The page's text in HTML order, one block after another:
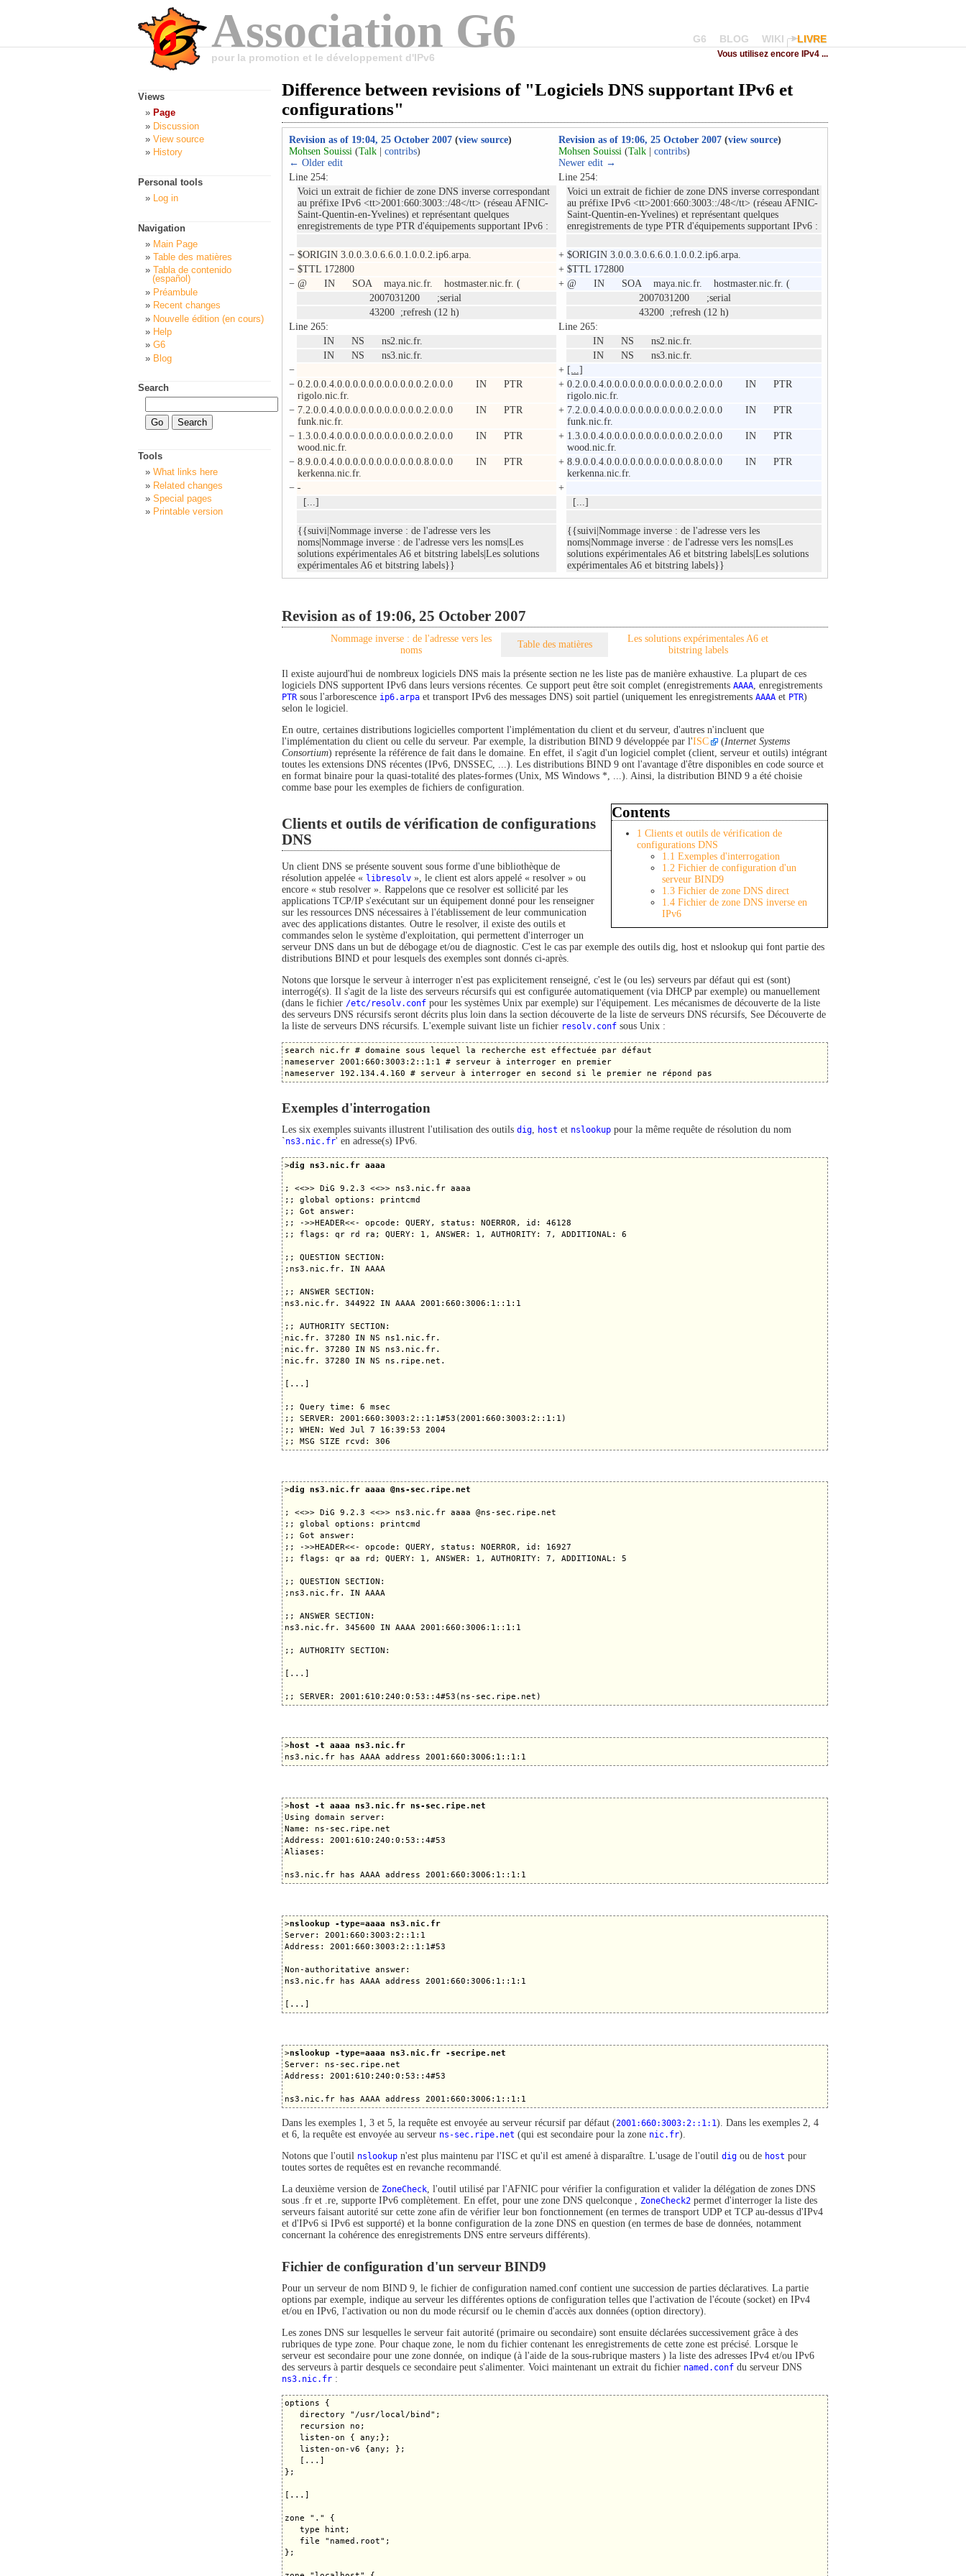
Association G6
pour la promotion et le développement d'IPv6
G6 BLOG WIKI LIVRE
Vous utilisez encore IPv4 ...
Difference between revisions of "Logiciels DNS supportant IPv6 et
configurations"
Revision as of 19:04, 25 October 2007 (view source)
Mohsen Souissi (Talk contribs)
← Older edit
Revision as of 19:06, 25 October 2007 (view source)
Mohsen Souissi (Talk contribs)
Newer edit →
Line 254:
Line 254:
Voici un extrait de fichier de zone DNS inverse correspondant
au préfixe IPv6 <tt>2001:660:3003::/48</tt> (réseau AFNIC-
Saint-Quentin-en-Yvelines) et représentant quelques
enregistrements de type PTR d'équipements supportant IPv6 :
Voici un extrait de fichier de zone DNS inverse correspondant
au préfixe IPv6 <tt>2001:660:3003::/48</tt> (réseau AFNIC-
Saint-Quentin-en-Yvelines) et représentant quelques
enregistrements de type PTR d'équipements supportant IPv6 :
− $ORIGIN 3.0.0.3.0.6.6.0.1.0.0.2.ip6.arpa. + $ORIGIN 3.0.0.3.0.6.6.0.1.0.0.2.ip6.arpa.
− $TTL 172800 + $TTL 172800
− @ IN SOA maya.nic.fr. hostmaster.nic.fr. ( + @ IN SOA maya.nic.fr. hostmaster.nic.fr. (
2007031200 ;serial
2007031200 ;serial
43200 ;refresh (12 h)
43200 ;refresh (12 h)
Line 265:
Line 265:
IN NS ns2.nic.fr.
IN NS ns2.nic.fr.
IN NS ns3.nic.fr.
IN NS ns3.nic.fr.
−
+ [...]
− 0.2.0.0.4.0.0.0.0.0.0.0.0.0.0.0.2.0.0.0 IN PTR
rigolo.nic.fr.
+ 0.2.0.0.4.0.0.0.0.0.0.0.0.0.0.0.2.0.0.0 IN PTR
rigolo.nic.fr.
− 7.2.0.0.4.0.0.0.0.0.0.0.0.0.0.0.2.0.0.0 IN PTR
funk.nic.fr.
+ 7.2.0.0.4.0.0.0.0.0.0.0.0.0.0.0.2.0.0.0 IN PTR
funk.nic.fr.
− 1.3.0.0.4.0.0.0.0.0.0.0.0.0.0.0.2.0.0.0 IN PTR
wood.nic.fr.
+ 1.3.0.0.4.0.0.0.0.0.0.0.0.0.0.0.2.0.0.0 IN PTR
wood.nic.fr.
− 8.9.0.0.4.0.0.0.0.0.0.0.0.0.0.0.8.0.0.0 IN PTR
kerkenna.nic.fr.
+ 8.9.0.0.4.0.0.0.0.0.0.0.0.0.0.0.8.0.0.0 IN PTR
kerkenna.nic.fr.
−
+
[...]
[...]
{{suivi|Nommage inverse : de l'adresse vers les
noms|Nommage inverse : de l'adresse vers les noms|Les
solutions expérimentales A6 et bitstring labels|Les solutions
expérimentales A6 et bitstring labels}}
{{suivi|Nommage inverse : de l'adresse vers les
noms|Nommage inverse : de l'adresse vers les noms|Les
solutions expérimentales A6 et bitstring labels|Les solutions
expérimentales A6 et bitstring labels}}
Revision as of 19:06, 25 October 2007
Nommage inverse : de l'adresse vers les
noms
Table des matières
Les solutions expérimentales A6 et
bitstring labels
Il existe aujourd'hui de nombreux logiciels DNS mais la présente section ne les liste pas de manière exhaustive. La plupart de ces
logiciels DNS supportent IPv6 dans leurs versions récentes. Ce support peut être soit complet (enregistrements AAAA , enregistrements
PTR sous l'arborescence ip6.arpa et transport IPv6 des messages DNS) soit partiel (uniquement les enregistrements AAAA et PTR)
selon le logiciel.
En outre, certaines distributions logicielles comportent l'implémentation du client et du serveur, d'autres n'incluent que
l'implémentation du client ou celle du serveur. Par exemple, la distribution BIND 9 développée par l'ISC (Internet Systems
Consortium) représente la référence de fait dans le domaine. En effet, il s'agit d'un logiciel complet (client, serveur et outils) intégrant
toutes les extensions DNS récentes (IPv6, DNSSEC, ...). Les distributions BIND 9 ont l'avantage d'être disponibles en code source et
en format binaire pour la quasi-totalité des plates-formes (Unix, MS Windows *, ...). Ainsi, la distribution BIND 9 a été choisie
comme base pour les exemples de fichiers de configuration.
Contents
1 Clients et outils de vérification de
configurations DNS
1.1 Exemples d'interrogation
1.2 Fichier de configuration d'un
serveur BIND9
1.3 Fichier de zone DNS direct
1.4 Fichier de zone DNS inverse en
IPv6
Clients et outils de vérification de configurations
DNS
Un client DNS se présente souvent sous forme d'une bibliothèque de
résolution appelée « libresolv », le client est alors appelé « resolver » ou
encore « stub resolver ». Rappelons que ce resolver est sollicité par les
applications TCP/IP s'exécutant sur un équipement donné pour les renseigner
sur les ressources DNS nécessaires à l'établissement de leur communication
avec des applications distantes. Outre le resolver, il existe des outils et
commandes selon le système d'exploitation, qui permettent d'interroger un
serveur DNS dans un but de débogage et/ou de diagnostic. C'est le cas par exemple des outils dig, host et nslookup qui font partie des
distributions BIND et pour lesquels des exemples sont donnés ci-après.
Notons que lorsque le serveur à interroger n'est pas explicitement renseigné, c'est le (ou les) serveurs par défaut qui est (sont)
interrogé(s). Il s'agit de la liste des serveurs récursifs qui est configurée automatiquement (via DHCP par exemple) ou manuellement
(dans le fichier /etc/resolv.conf pour les systèmes Unix par exemple) sur l'équipement. Les mécanismes de découverte de la liste
des serveurs DNS récursifs seront décrits plus loin dans la section découverte de la liste de serveurs DNS récursifs, See Découverte de
la liste de serveurs DNS récursifs. L'exemple suivant liste un fichier resolv.conf sous Unix :
search nic.fr # domaine sous lequel la recherche est effectuée par défaut
nameserver 2001:660:3003:2::1:1 # serveur à interroger en premier
Exemples d'interrogation
Les six exemples suivants illustrent l'utilisation des outils dig host et nslookup pour la même requête de résolution du nom
`ns3.nic.fr' en adresse(s) IPv6.
>dig ns3.nic.fr aaaa
; <<>> DiG 9.2.3 <<>> ns3.nic.fr aaaa
;; global options: printcmd
;; Got answer:
;; ->>HEADER<<- opcode: QUERY, status: NOERROR, id: 46128
;; flags: qr rd ra; QUERY: 1, ANSWER: 1, AUTHORITY: 7, ADDITIONAL: 6
;; QUESTION SECTION:
;ns3.nic.fr. IN AAAA
;; ANSWER SECTION:
ns3.nic.fr. 344922 IN AAAA 2001:660:3006:1::1:1
;; AUTHORITY SECTION:
nic.fr. 37280 IN NS ns1.nic.fr.
nic.fr. 37280 IN NS ns3.nic.fr.
nic.fr. 37280 IN NS ns.ripe.net.
[...]
;; Query time: 6 msec
;; SERVER: 2001:660:3003:2::1:1#53(2001:660:3003:2::1:1)
;; WHEN: Wed Jul 7 16:39:53 2004
>dig ns3.nic.fr aaaa @ns-sec.ripe.net
; <<>> DiG 9.2.3 <<>> ns3.nic.fr aaaa @ns-sec.ripe.net
;; global options: printcmd
;; Got answer:
;; ->>HEADER<<- opcode: QUERY, status: NOERROR, id: 16927
;; flags: qr aa rd; QUERY: 1, ANSWER: 1, AUTHORITY: 7, ADDITIONAL: 5
;; QUESTION SECTION:
;ns3.nic.fr. IN AAAA
;; ANSWER SECTION:
ns3.nic.fr. 345600 IN AAAA 2001:660:3006:1::1:1
;; AUTHORITY SECTION:
[...]
>host -t aaaa ns3.nic.fr
>host -t aaaa ns3.nic.fr ns-sec.ripe.net
Using domain server:
Name: ns-sec.ripe.net
Address: 2001:610:240:0:53::4#53
Aliases:
>nslookup -type=aaaa ns3.nic.fr
Server: 2001:660:3003:2::1:1
Address: 2001:660:3003:2::1:1#53
Non-authoritative answer:
ns3.nic.fr has AAAA address 2001:660:3006:1::1:1
>nslookup -type=aaaa ns3.nic.fr -secripe.net
Server: ns-sec.ripe.net
Address: 2001:610:240:0:53::4#53
Dans les exemples 1, 3 et 5, la requête est envoyée au serveur récursif par défaut (2001:660:3003:2::1:1). Dans les exemples 2, 4
et 6, la requête est envoyée au serveur ns-sec.ripe.net (qui est secondaire pour la zone nic.fr).
Notons que l'outil nslookup n'est plus maintenu par l'ISC et qu'il est amené à disparaître. L'usage de l'outil dig ou de host pour
toutes sortes de requêtes est en revanche recommandé.
La deuxième version de ZoneCheck, l'outil utilisé par l'AFNIC pour vérifier la configuration et valider la délégation de zones DNS
sous .fr et .re, supporte IPv6 complètement. En effet, pour une zone DNS quelconque , ZoneCheck2 permet d'interroger la liste des
serveurs faisant autorité sur cette zone afin de vérifier leur bon fonctionnement (en termes de transport UDP et TCP au-dessus d'IPv4
et d'IPv6 si IPv6 est supporté) et la bonne configuration de la zone DNS en question (en termes de base de données, notamment
concernant la cohérence des enregistrements DNS entre serveurs différents).
Fichier de configuration d'un serveur BIND9
Pour un serveur de nom BIND 9, le fichier de configuration named.conf contient une succession de parties déclaratives. La partie
options par exemple, indique au serveur les différentes options de configuration telles que l'activation de l'écoute (socket) en IPv4
et/ou en IPv6, l'activation ou non du mode récursif ou le chemin d'accès aux données (option directory).
Les zones DNS sur lesquelles le serveur fait autorité (primaire ou secondaire) sont ensuite déclarées successivement grâce à des
rubriques de type zone. Pour chaque zone, le nom du fichier contenant les enregistrements de cette zone est précisé. Lorsque le
serveur est secondaire pour une zone donnée, on indique (à l'aide de la sous-rubrique masters ) la liste des adresses IPv4 et/ou IPv6
des serveurs à partir desquels ce secondaire peut s'alimenter. Voici maintenant un extrait du fichier named.conf du serveur DNS
ns3.nic.fr :
options {
   directory "/usr/local/bind";
   recursion no;
   listen-on { any;};
   listen-on-v6 {any; };
   [...]
};
[...]
zone "." {
   type hint;
   file "named.root";
};
Views
Page
Discussion
View source
History
Personal tools
Log in
Navigation
Main Page
Table des matières
Tabla de contenido
(español)
Préambule
Recent changes
Nouvelle édition (en cours)
Help
G6
Blog
Search
Tools
What links here
Related changes
Special pages
Printable version